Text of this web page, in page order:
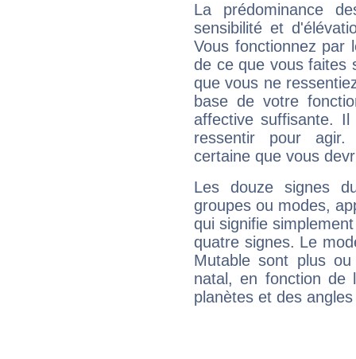
La prédominance
sensibilité et
Vous fonctionnez
de ce que vous faites
que vous ne
base de votre
affective suffisante.
ressentir pour agir.
certaine que vous
Les douze signes
groupes ou modes,
qui signifie
quatre signes. Le
Mutable sont plus
natal, en fonction de
planètes et des